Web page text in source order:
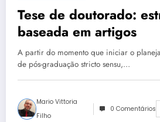
Tese de doutorado:
baseada em artigos
A partir do momento que iniciar o
de pós-graduação stricto sensu,…
Mario Vittoria
Filho
0 Comentários